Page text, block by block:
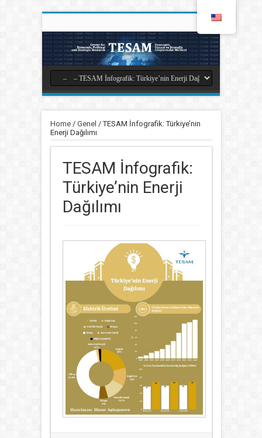
Home/ Genel /TESAM İnfografik: Türkiye’nin
Enerji Dağılımı
TESAM İnfografik:
Türkiye’nin Enerji
Dağılımı